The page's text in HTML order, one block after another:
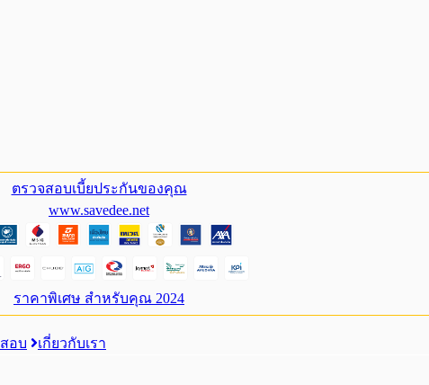
ตรวจสอบเบี้ยประกันของคุณ
www.savedee.net
ราคาพิเศษ สำหรับคุณ 2024
อบ เกี่ยวกับเรา